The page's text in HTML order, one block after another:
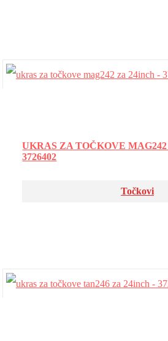
UKRAS ZA TOČKOVE
3726402
Točkovi